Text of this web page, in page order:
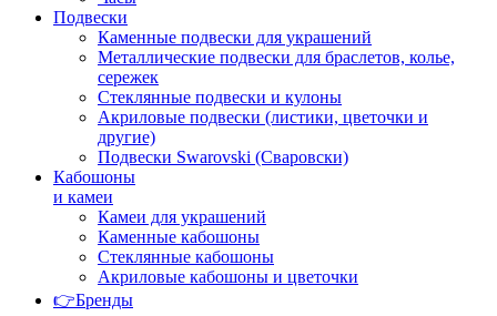
Подвески
Каменные подвески для украшений
Металлические подвески для браслетов, колье,
сережек
Стеклянные подвески и кулоны
Акриловые подвески (листики, цветочки и
другие)
Подвески Swarovski (Сваровски)
Кабошоны
и камеи
Камеи для украшений
Каменные кабошоны
Стеклянные кабошоны
Акриловые кабошоны и цветочки
👉Бренды